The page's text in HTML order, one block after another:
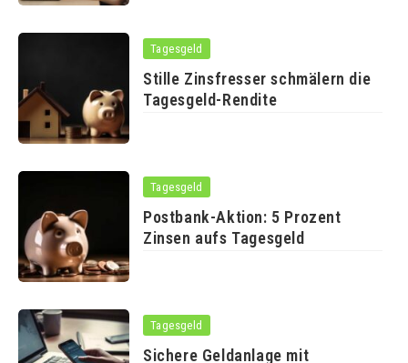
Tagesgeld
Stille Zinsfresser schmälern die
Tagesgeld-Rendite
Tagesgeld
Postbank-Aktion: 5 Prozent
Zinsen aufs Tagesgeld
Tagesgeld
Sichere Geldanlage mit